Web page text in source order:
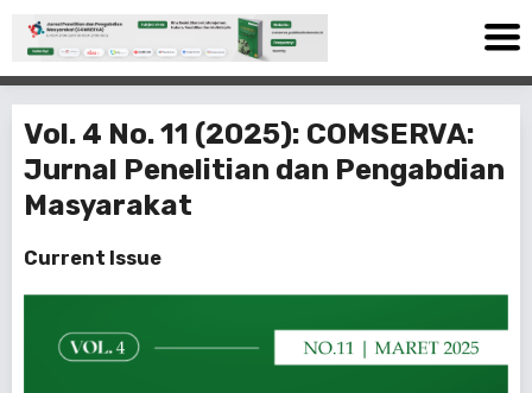
Vol. 4 No. 11 (2025): COMSERVA:
Jurnal Penelitian dan Pengabdian
Masyarakat
Current Issue